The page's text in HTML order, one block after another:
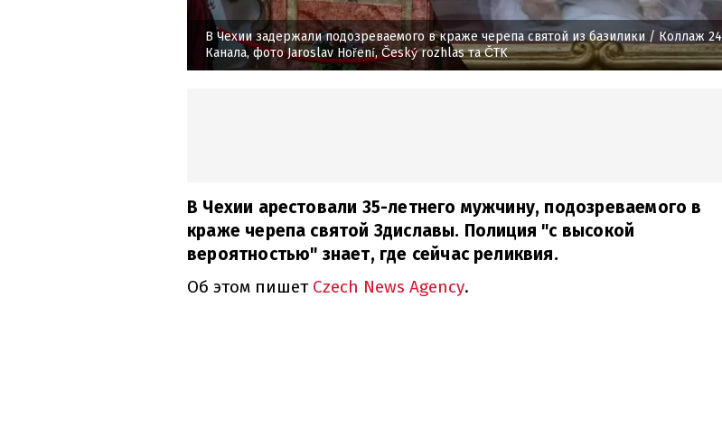
В Чехии задержали подозреваемого в краже черепа святой из базилики / Коллаж 24
Канала, фото Jaroslav Hoření, Český rozhlas та ČTK
В Чехии арестовали 35-летнего мужчину, подозреваемого в
краже черепа святой Здиславы. Полиция "с высокой
вероятностью" знает, где сейчас реликвия.
Об этом пишет Czech News Agency.